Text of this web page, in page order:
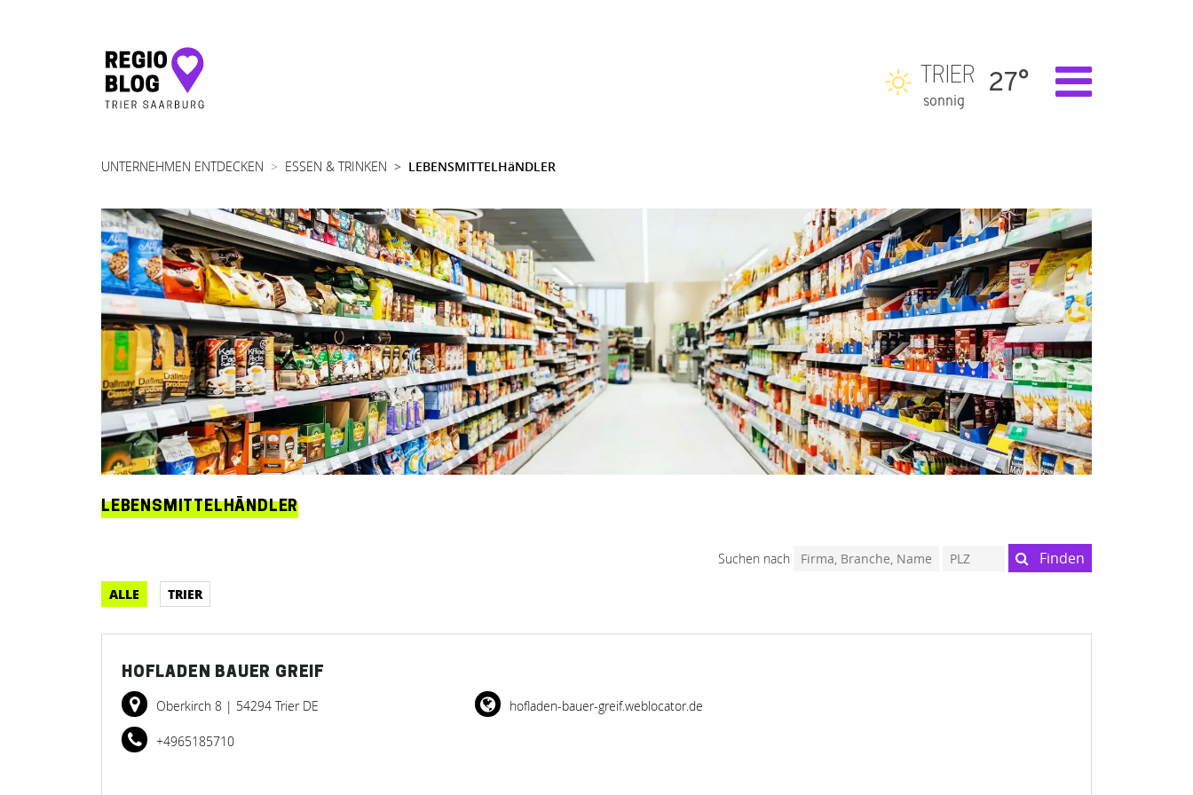
Hauptnavigation
TRIER
sonnig
27°
UNTERNEHMEN ENTDECKEN ESSEN & TRINKEN LEBENSMITTELHäNDLER
LEBENSMITTELHÄNDLER
Suchen nach Finden
ALLE TRIER
HOFLADEN BAUER GREIF
Oberkirch 8 | 54294 Trier DE
+4965185710
hofladen-bauer-greif.weblocator.de